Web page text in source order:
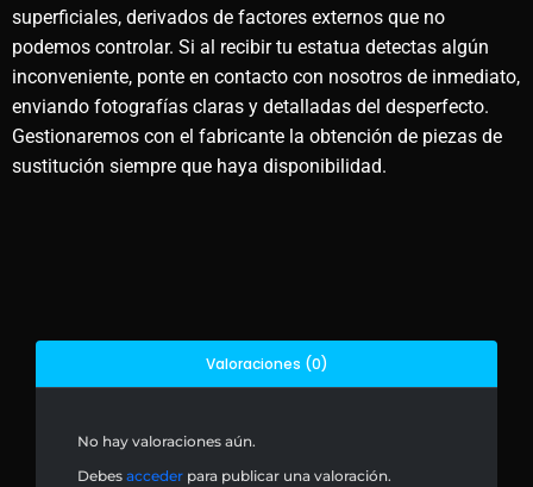
superficiales, derivados de factores externos que no
podemos controlar. Si al recibir tu estatua detectas algún
inconveniente, ponte en contacto con nosotros de inmediato,
enviando fotografías claras y detalladas del desperfecto.
Gestionaremos con el fabricante la obtención de piezas de
sustitución siempre que haya disponibilidad.
Valoraciones (0)
No hay valoraciones aún.
Debes acceder para publicar una valoración.